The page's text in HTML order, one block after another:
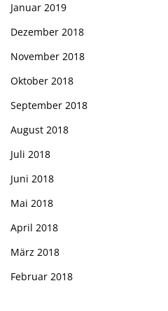
Januar 2019
Dezember 2018
November 2018
Oktober 2018
September 2018
August 2018
Juli 2018
Juni 2018
Mai 2018
April 2018
März 2018
Februar 2018